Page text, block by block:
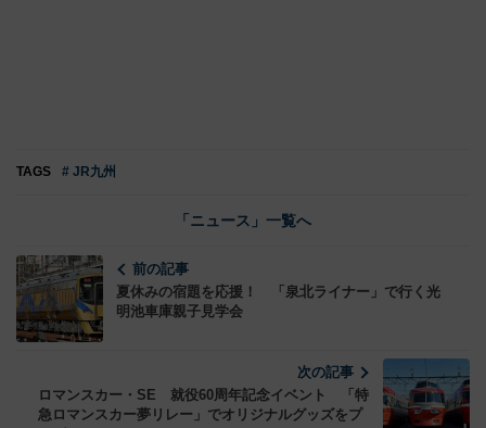
TAGS # JR九州
「ニュース」一覧へ
前の記事
夏休みの宿題を応援！ 「泉北ライナー」で行く光
明池車庫親子見学会
次の記事
ロマンスカー・SE 就役60周年記念イベント 「特
急ロマンスカー夢リレー」でオリジナルグッズをプ